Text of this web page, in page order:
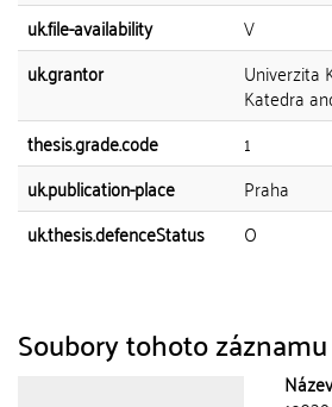
uk.file-availability
V
uk.grantor
Univerzita
Katedra
thesis.grade.code
1
uk.publication-place
Praha
uk.thesis.defenceStatus
O
Soubory tohoto záznamu